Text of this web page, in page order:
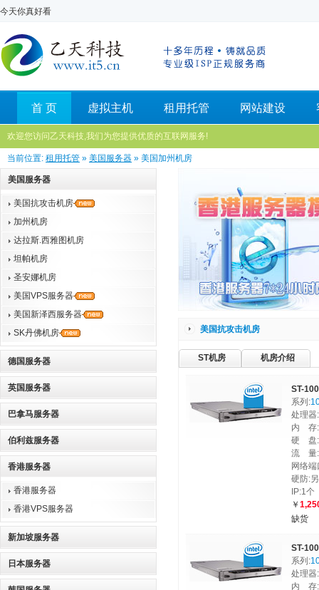
今天你真好看
首 页 虚拟主机 租用托管 网站建设
欢迎您访问乙天科技,我们为您提供优质的互联网服务!
当前位置: 租用托管 » 美国服务器 » 美国加州机房
美国服务器
美国抗攻击机房
加州机房
达拉斯.西雅图机房
坦帕机房
圣安娜机房
美国VPS服务器
美国新泽西服务器
SK丹佛机房
德国服务器
英国服务器
巴拿马服务器
伯利兹服务器
香港服务器
香港服务器
香港VPS服务器
新加坡服务器
日本服务器
美国抗攻击机房
ST机房 机房介绍
ST-
系列:
处理
内 存
硬 盘
流 量
网络
硬防:
IP:1个
￥
缺货
ST-
系列:
处理
内 存